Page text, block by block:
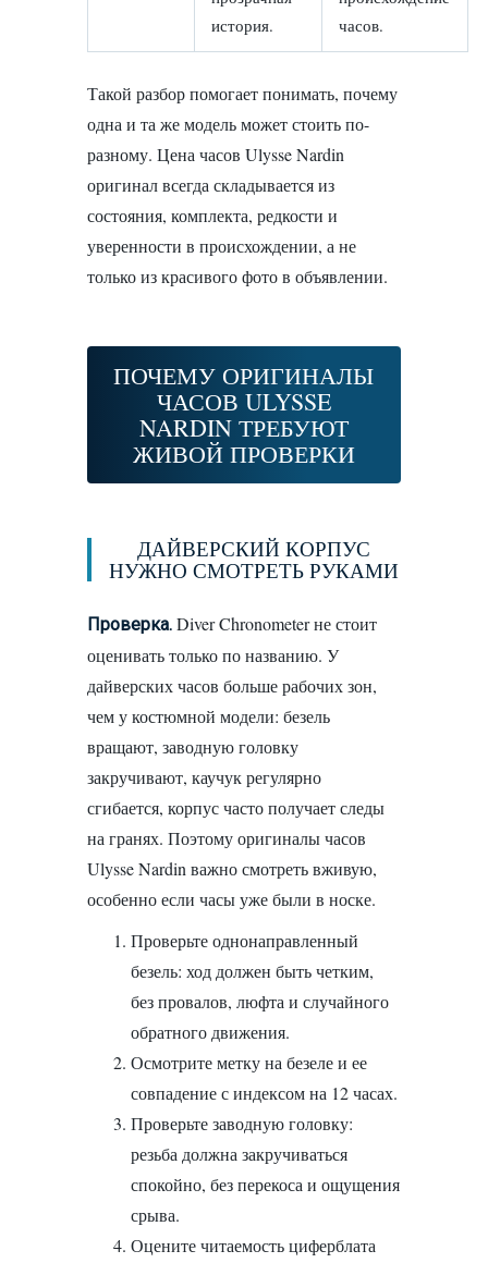
история.
часов.
Такой разбор помогает понимать, почему
одна и та же модель может стоить по-
разному. Цена часов Ulysse Nardin
оригинал всегда складывается из
состояния, комплекта, редкости и
уверенности в происхождении, а не
только из красивого фото в объявлении.
ПОЧЕМУ ОРИГИНАЛЫ
ЧАСОВ ULYSSE
NARDIN ТРЕБУЮТ
ЖИВОЙ ПРОВЕРКИ
ДАЙВЕРСКИЙ КОРПУС
НУЖНО СМОТРЕТЬ РУКАМИ
Проверка. Diver Chronometer не стоит
оценивать только по названию. У
дайверских часов больше рабочих зон,
чем у костюмной модели: безель
вращают, заводную головку
закручивают, каучук регулярно
сгибается, корпус часто получает следы
на гранях. Поэтому оригиналы часов
Ulysse Nardin важно смотреть вживую,
особенно если часы уже были в носке.
Проверьте однонаправленный
безель: ход должен быть четким,
без провалов, люфта и случайного
обратного движения.
Осмотрите метку на безеле и ее
совпадение с индексом на 12 часах.
Проверьте заводную головку:
резьба должна закручиваться
спокойно, без перекоса и ощущения
срыва.
Оцените читаемость циферблата